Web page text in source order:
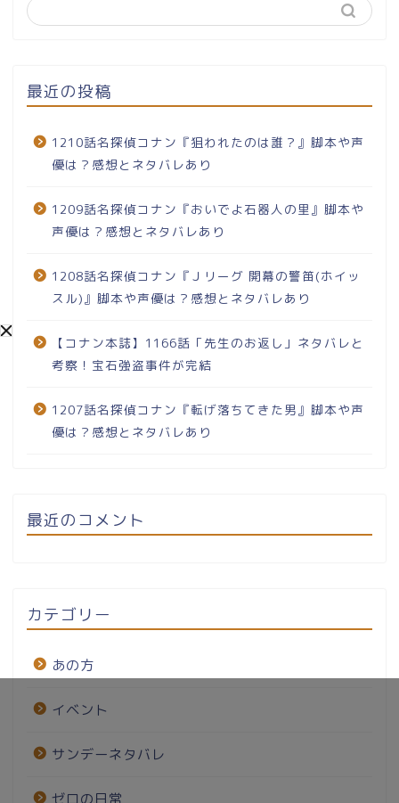
最近の投稿
1210話名探偵コナン『狙われたのは誰？』脚本や声
優は？感想とネタバレあり
1209話名探偵コナン『おいでよ石器人の里』脚本や
声優は？感想とネタバレあり
1208話名探偵コナン『Ｊリーグ 開幕の警笛(ホイッ
スル)』脚本や声優は？感想とネタバレあり
【コナン本誌】1166話「先生のお返し」ネタバレと
考察！宝石強盗事件が完結
1207話名探偵コナン『転げ落ちてきた男』脚本や声
優は？感想とネタバレあり
最近のコメント
カテゴリー
あの方
イベント
サンデーネタバレ
ゼロの日常